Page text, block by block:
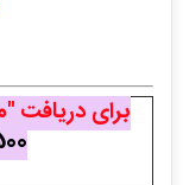
برای دریافت